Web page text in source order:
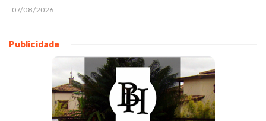
07/08/2026
Publicidade